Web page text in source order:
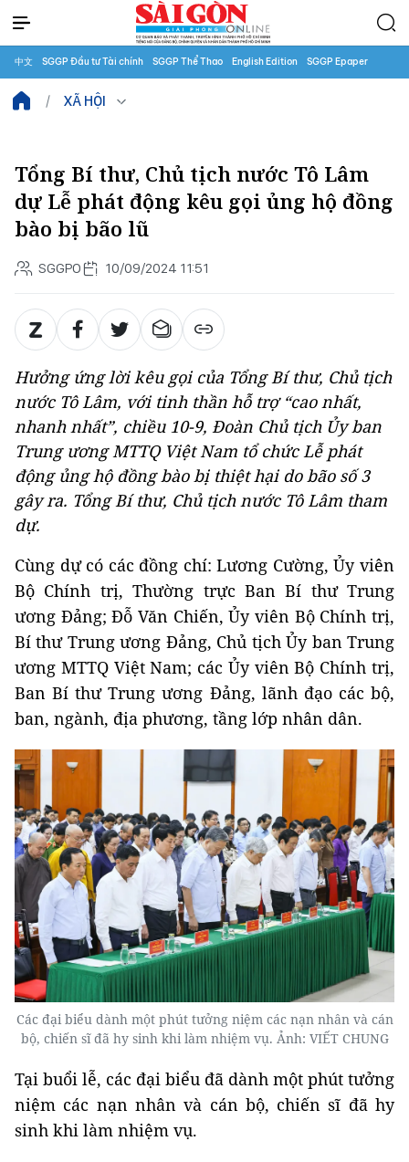
中文 SGGP Đầu tư Tài chính SGGP Thể Thao English Edition SGGP Epaper
XÃ HỘI
Tổng Bí thư, Chủ tịch nước Tô Lâm
dự Lễ phát động kêu gọi ủng hộ đồng
bào bị bão lũ
SGGPO 10/09/2024 11:51
Hưởng ứng lời kêu gọi của Tổng Bí thư, Chủ tịch
nước Tô Lâm, với tinh thần hỗ trợ “cao nhất,
nhanh nhất”, chiều 10-9, Đoàn Chủ tịch Ủy ban
Trung ương MTTQ Việt Nam tổ chức Lễ phát
động ủng hộ đồng bào bị thiệt hại do bão số 3
gây ra. Tổng Bí thư, Chủ tịch nước Tô Lâm tham
dự.
Cùng dự có các đồng chí: Lương Cường, Ủy viên
Bộ Chính trị, Thường trực Ban Bí thư Trung
ương Đảng; Đỗ Văn Chiến, Ủy viên Bộ Chính trị,
Bí thư Trung ương Đảng, Chủ tịch Ủy ban Trung
ương MTTQ Việt Nam; các Ủy viên Bộ Chính trị,
Ban Bí thư Trung ương Đảng, lãnh đạo các bộ,
ban, ngành, địa phương, tầng lớp nhân dân.
Các đại biểu dành một phút tưởng niệm các nạn nhân và cán
bộ, chiến sĩ đã hy sinh khi làm nhiệm vụ. Ảnh: VIẾT CHUNG
Tại buổi lễ, các đại biểu đã dành một phút tưởng
niệm các nạn nhân và cán bộ, chiến sĩ đã hy
sinh khi làm nhiệm vụ.